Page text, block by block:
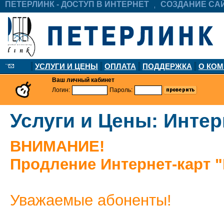
ПЕТЕРЛИНК - ДОСТУП В ИНТЕРНЕТ СОЗДАНИЕ
УСЛУГИ И ЦЕНЫ ОПЛАТА ПОДДЕРЖКА О
Ваш личный кабинет
Логин:
Пароль:
Услуги и Цены:
ВНИМАНИЕ!
Продление Интернет-карт
Уважаемые абоненты!